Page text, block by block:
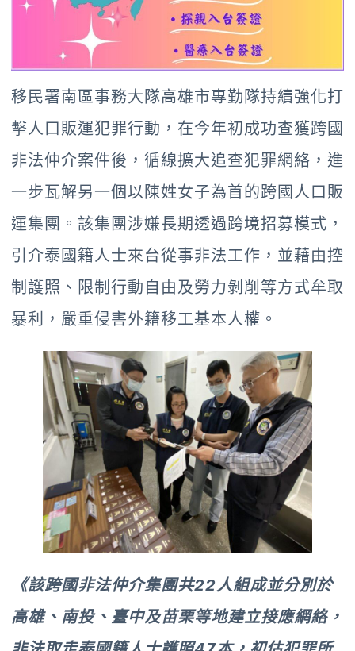
移民署南區事務大隊高雄市專勤隊持續強化打
擊人口販運犯罪行動，在今年初成功查獲跨國
非法仲介案件後，循線擴大追查犯罪網絡，進
一步瓦解另一個以陳姓女子為首的跨國人口販
運集團。該集團涉嫌長期透過跨境招募模式，
引介泰國籍人士來台從事非法工作，並藉由控
制護照、限制行動自由及勞力剝削等方式牟取
暴利，嚴重侵害外籍移工基本人權。
《該跨國非法仲介集團共22人組成並分別於
高雄、南投、臺中及苗栗等地建立接應網絡，